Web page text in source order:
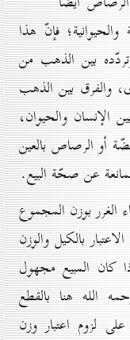
فإنّ هذا
بين الذهب من
والفرق بين الذهب
الإنسان والحيوان،
أو الرصاص بالعين
عن صحّة البيع.
الغرر بوزن المجموع
بالكيل والوزن
كان المبيع مجهول
الله هنا بالقطع
لزوم اعتبار وزن